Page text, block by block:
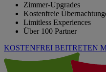
Zimmer-Upgrades
Kostenfreie
Limitless Experiences
Über 100 Partner
KOSTENFREI BEITRETEN